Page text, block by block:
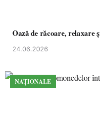
Oază de răcoare, relaxare
24.06.2026
NAȚIONALE